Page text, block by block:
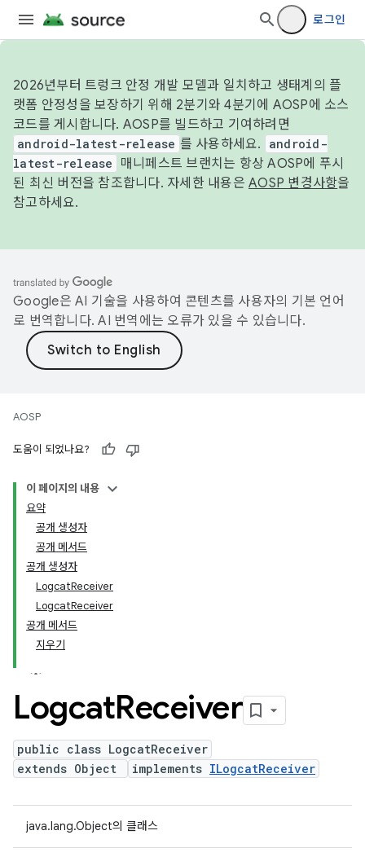
로그인
2026년부터 트렁크 안정 개발 모델과 일치하고 생태계의 플
랫폼 안정성을 보장하기 위해 2분기와 4분기에 AOSP에 소스
코드를 게시합니다. AOSP를 빌드하고 기여하려면
android-latest-release 를 사용하세요.
android-
latest-release
매니페스트 브랜치는 항상 AOSP에 푸시
된 최신 버전을 참조합니다. 자세한 내용은 AOSP 변경사항을
참고하세요.
Google은 AI 기술을 사용하여 콘텐츠를 사용자의 기본 언어
로 번역합니다. AI 번역에는 오류가 있을 수 있습니다.
AOSP
도움이 되었나요?
이 페이지의 내용
요약
공개 생성자
공개 메서드
공개 생성자
LogcatReceiver
LogcatReceiver
공개 메서드
지우기
LogcatReceiver
public class LogcatReceiver
extends Object
implements ILogcatReceiver
java.lang.Object의 클래스